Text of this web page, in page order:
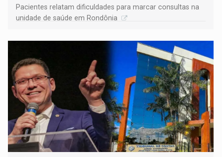
Pacientes relatam dificuldades para marcar consultas na
unidade de saúde em Rondônia